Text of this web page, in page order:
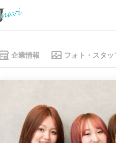
企業情報 フォト・スタッ